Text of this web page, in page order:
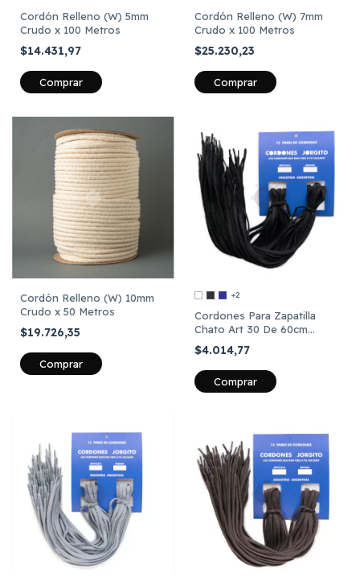
Cordón Relleno (W) 5mm
Crudo x 100 Metros
$14.431,97
Cordón Relleno (W) 7mm
Crudo x 100 Metros
$25.230,23
Cordón Relleno (W) 10mm
Crudo x 50 Metros
$19.726,35
+2
Cordones Para Zapatilla
Chato Art 30 De 60cm
Largo X12 Pares
$4.014,77
Comprar